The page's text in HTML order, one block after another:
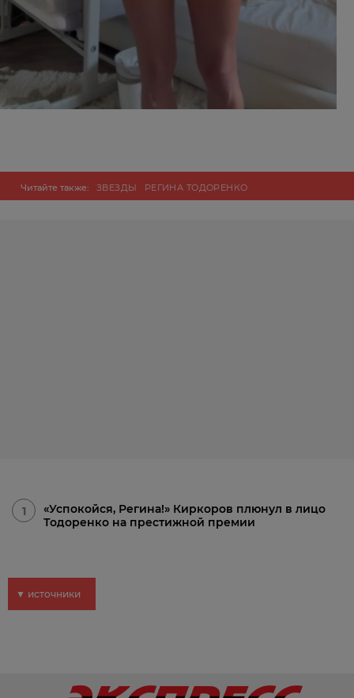
Читайте также: ЗВЕЗДЫ РЕГИНА ТОДОРЕНКО
1
«Успокойся, Регина!» Киркоров плюнул в лицо
Тодоренко на престижной премии
▼ источники